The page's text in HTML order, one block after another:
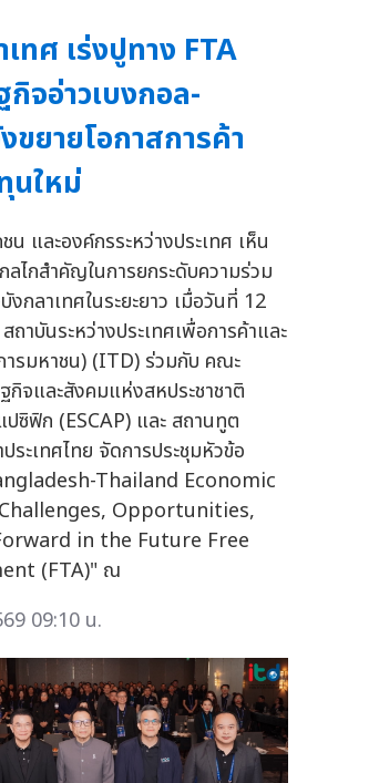
ทศ เร่งปูทาง FTA
กิจอ่าวเบงกอล-
ขยายโอกาสการค้า
นใหม่
น และองค์กรระหว่างประเทศ เห็น
ไกสำคัญในการยกระดับความร่วม
งกลาเทศในระยะยาว เมื่อวันที่ 12
าบันระหว่างประเทศเพื่อการค้าและ
รมหาชน) (ITD) ร่วมกับ คณะ
กิจและสังคมแห่งสหประชาชาติ
ปซิฟิก (ESCAP) และ สถานทูต
ระเทศไทย จัดการประชุมหัวข้อ
Thailand Economic
Opportunities,
in the Future Free
(FTA)" ณ
09:10 น.